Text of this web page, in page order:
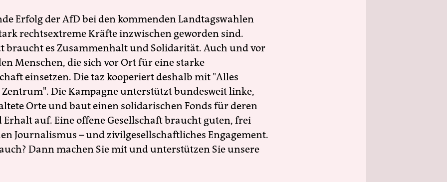
Erfolg der AfD bei den kommenden Landtagswahlen
rechtsextreme Kräfte inzwischen geworden sind.
braucht es Zusammenhalt und Solidarität. Auch und vor
Menschen, die sich vor Ort für eine starke
einsetzen. Die taz kooperiert deshalb mit "Alles
Die Kampagne unterstützt bundesweit linke,
Orte und baut einen solidarischen Fonds für deren
Erhalt auf. Eine offene Gesellschaft braucht guten, frei
Journalismus – und zivilgesellschaftliches Engagement.
Dann machen Sie mit und unterstützen Sie unsere